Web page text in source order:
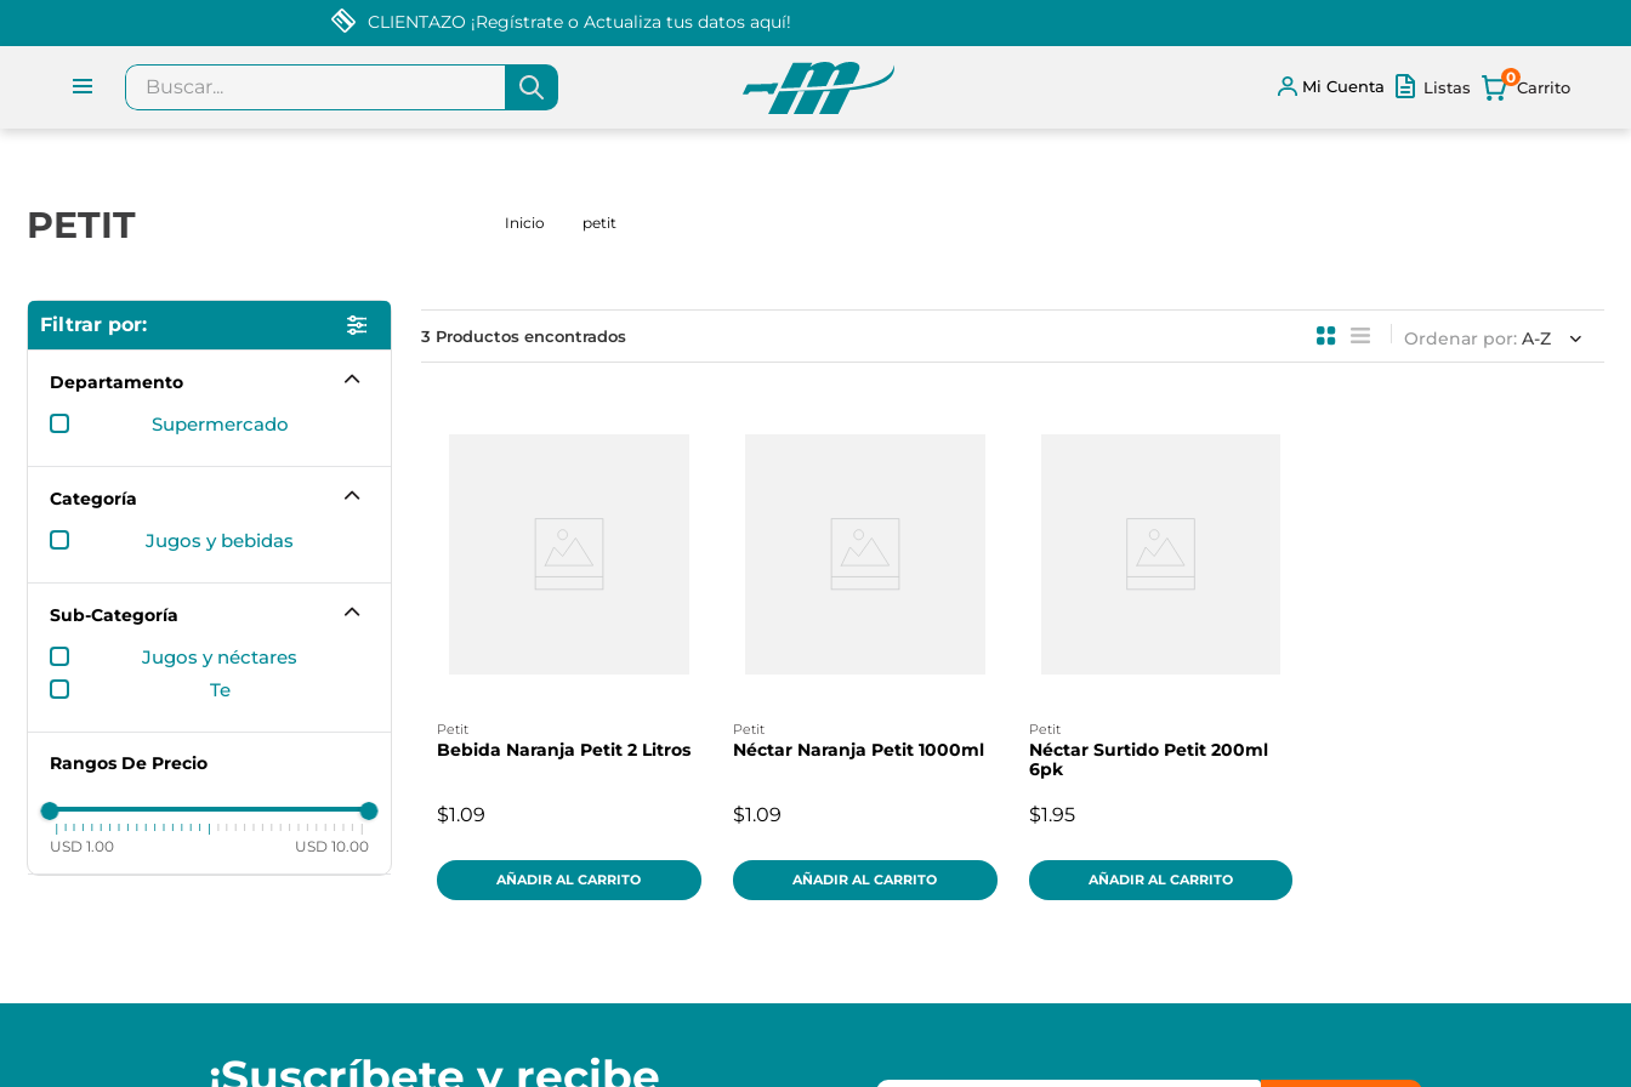
CLIENTAZO ¡Regístrate o Actualiza tus datos aquí!
Buscar...
Mi Cuenta Listas
0
PETIT petit
Departamento
supermercado
Categoría
jugos y bebidas
Sub-Categoría
jugos y néctares
te
Rangos De Precio
USD 1.00 USD 10.00
3 Ordenar por A-Z
petit
Bebida Naranja Petit 2 Litros
$1.09
AÑADIR AL CARRITO
petit
Néctar Naranja Petit 1000ml
$1.09
AÑADIR AL CARRITO
petit
Néctar Surtido Petit 200ml
6pk
$1.95
AÑADIR AL CARRITO
¡Suscríbete y recibe